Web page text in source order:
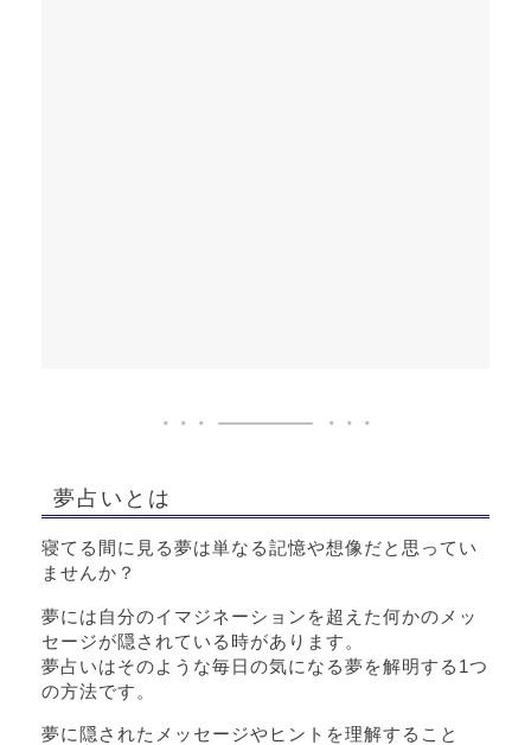
夢占いとは
寝てる間に見る夢は単なる記憶や想像だと思ってい
ませんか？
夢には自分のイマジネーションを超えた何かのメッ
セージが隠されている時があります。
夢占いはそのような毎日の気になる夢を解明する1つ
の方法です。
夢に隠されたメッセージやヒントを理解すること